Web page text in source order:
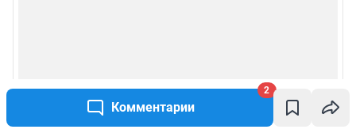
Комментарии
2